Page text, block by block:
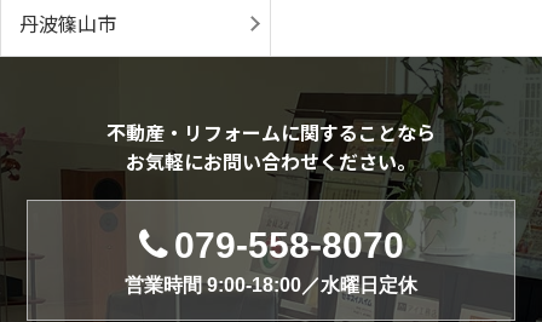
丹波篠山市
不動産・リフォームに関することなら
お気軽にお問い合わせください。
079-558-8070
営業時間 9:00-18:00／水曜日定休